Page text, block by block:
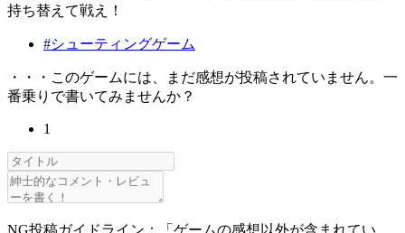
持ち替えて戦え！
#シューティングゲーム
・・・このゲームには、まだ感想が投稿されていません。一
番乗りで書いてみませんか？
1
NG投稿ガイドライン：「ゲームの感想以外が含まれてい